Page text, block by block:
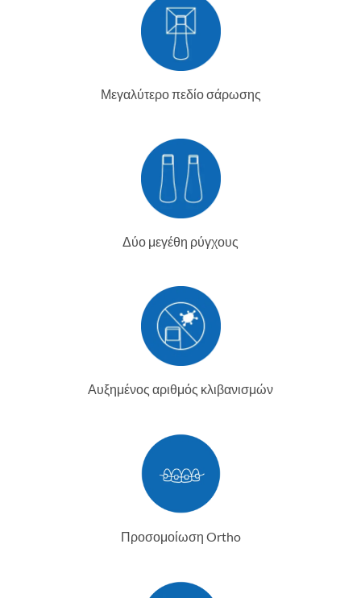
Μεγαλύτερο πεδίο σάρωσης
Δύο μεγέθη ρύγχους
Αυξημένος αριθμός κλιβανισμών
Προσομοίωση Ortho